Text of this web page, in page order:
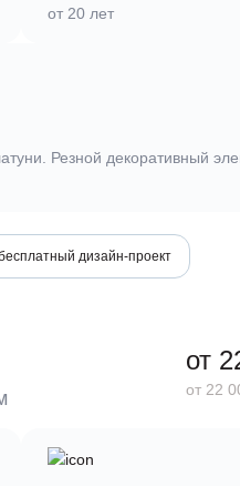
от 20 лет
Резной декоративный
дизайн-проект
от
от 22